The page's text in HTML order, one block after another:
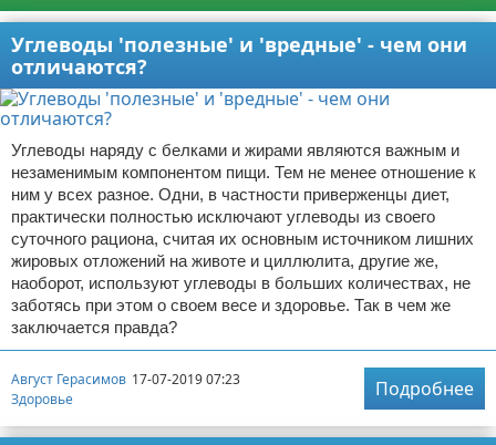
Углеводы 'полезные' и 'вредные' - чем они
отличаются?
Углеводы наряду с белками и жирами являются важным и
незаменимым компонентом пищи. Тем не менее отношение к
ним у всех разное. Одни, в частности приверженцы диет,
практически полностью исключают углеводы из своего
суточного рациона, считая их основным источником лишних
жировых отложений на животе и циллюлита, другие же,
наоборот, используют углеводы в больших количествах, не
заботясь при этом о своем весе и здоровье. Так в чем же
заключается правда?
Август Герасимов 17-07-2019 07:23
Здоровье
Подробнее